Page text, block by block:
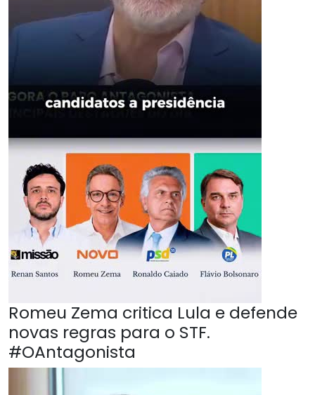
Romeu Zema critica Lula e defende
novas regras para o STF.
#OAntagonista